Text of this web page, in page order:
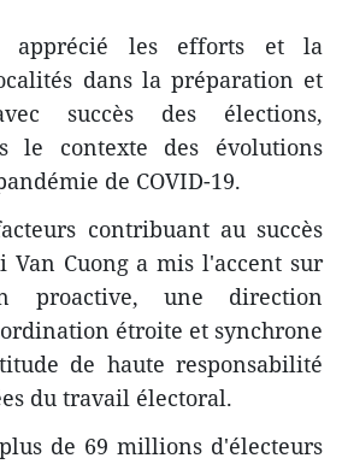
apprécié les efforts et la
dans la préparation et
succès des élections,
le contexte des évolutions
de COVID-19.
contribuant au succès
Van Cuong a mis l'accent sur
proactive, une direction
étroite et synchrone
de haute responsabilité
du travail électoral.
de 69 millions d'électeurs